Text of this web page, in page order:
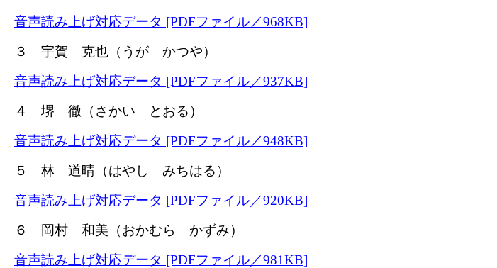
音声読み上げ対応データ [PDFファイル／968KB]
３ 宇賀 克也（うが かつや）
音声読み上げ対応データ [PDFファイル／937KB]
４ 堺 徹（さかい とおる）
音声読み上げ対応データ [PDFファイル／948KB]
５ 林 道晴（はやし みちはる）
音声読み上げ対応データ [PDFファイル／920KB]
６ 岡村 和美（おかむら かずみ）
音声読み上げ対応データ [PDFファイル／981KB]